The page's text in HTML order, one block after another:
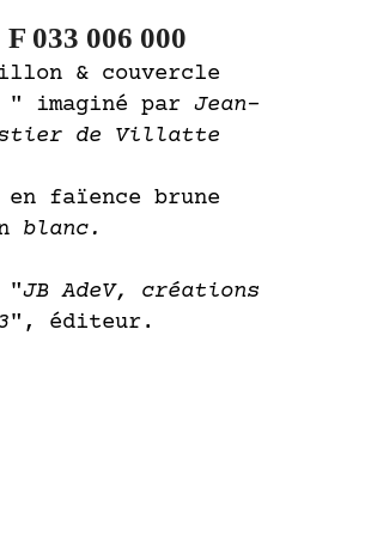
F 033 006 000
& couvercle
" imaginé par Jean-
de Villatte
faïence brune
blanc.
"JB AdeV, créations
", éditeur.